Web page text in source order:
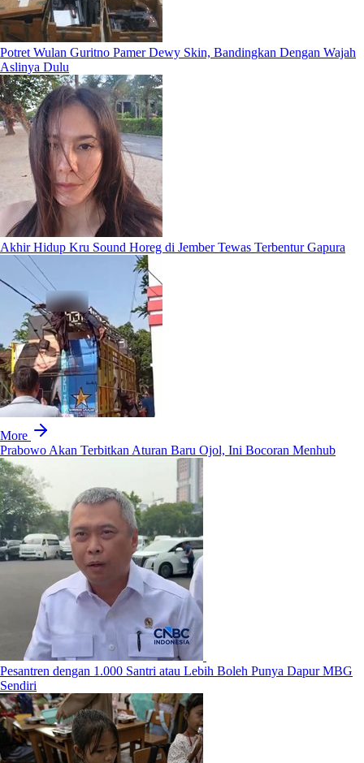
Potret Wulan Guritno Pamer Dewy Skin, Bandingkan Dengan Wajah
Aslinya Dulu
Akhir Hidup Kru Sound Horeg di Jember Tewas Terbentur Gapura
More
Prabowo Akan Terbitkan Aturan Baru Ojol, Ini Bocoran Menhub
Pesantren dengan 1.000 Santri atau Lebih Boleh Punya Dapur MBG
Sendiri